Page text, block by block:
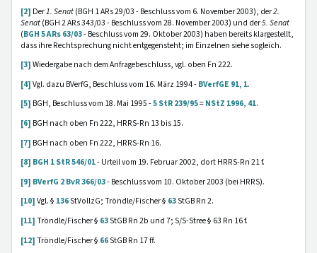
[2] Der1. Senat(BGH 1 ARs 29/03 - Beschluss vom 6. November 2003), der2.
Senat(BGH 2 ARs 343/03 - Beschluss vom 28. November 2003) und der5. Senat
(BGH 5 ARs 63/03- Beschluss vom 29. Oktober 2003) haben bereits klargestellt,
dass ihre Rechtsprechung nicht entgegensteht; im Einzelnen siehe sogleich.
[3]Wiedergabe nach dem Anfragebeschluss, vgl. oben Fn 222.
[4]Vgl. dazu BVerfG, Beschluss vom 16. März 1994 -BVerfGE 91, 1.
[5] BGH, Beschluss vom 18. Mai 1995 -5 StR 239/95=NStZ 1996, 41.
[6] BGH nach oben Fn 222, HRRS-Rn 13 bis 15.
[7] BGH nach oben Fn 222, HRRS-Rn 16.
[8] BGH 1 StR 546/01- Urteil vom 19. Februar 2002, dort HRRS-Rn 21 f.
[9] BVerfG 2 BvR 366/03- Beschluss vom 10. Oktober 2003 (bei HRRS).
[10]Vgl. § 136StVollzG; Tröndle/Fischer § 63StGB Rn 2.
[11]Tröndle/Fischer § 63StGB Rn 2b und 7; S/S-Stree § 63 Rn 16 f.
[12]Tröndle/Fischer § 66StGB Rn 17 ff.